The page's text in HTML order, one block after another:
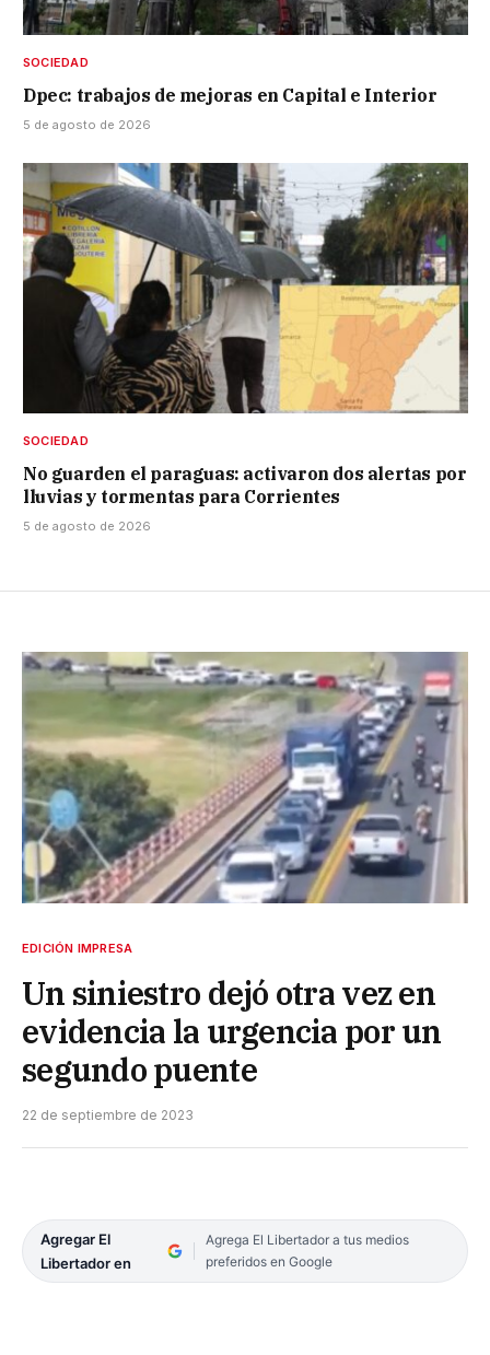
SOCIEDAD
Dpec: trabajos de mejoras en Capital e Interior
5 de agosto de 2026
SOCIEDAD
No guarden el paraguas: activaron dos alertas por
lluvias y tormentas para Corrientes
5 de agosto de 2026
EDICIÓN IMPRESA
Un siniestro dejó otra vez en
evidencia la urgencia por un
segundo puente
22 de septiembre de 2023
Agregar El
Libertador en
Agrega El Libertador a tus medios
preferidos en Google